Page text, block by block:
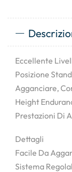
Eccellente
Posizione
Agganciare,
Height
Prestazioni Di
Dettagli
Facile Da
Sistema